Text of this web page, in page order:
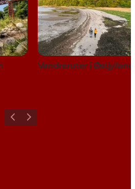
Vandreruter i Østjylland
ForrigeNæste